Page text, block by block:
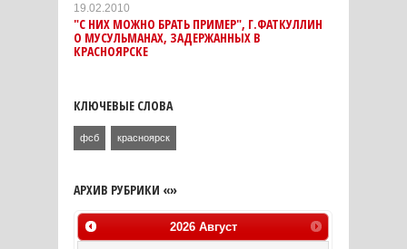
19.02.2010
"С НИХ МОЖНО БРАТЬ ПРИМЕР", Г.ФАТКУЛЛИН
О МУСУЛЬМАНАХ, ЗАДЕРЖАННЫХ В
КРАСНОЯРСКЕ
КЛЮЧЕВЫЕ СЛОВА
фсб красноярск
АРХИВ РУБРИКИ «»
2026 Август